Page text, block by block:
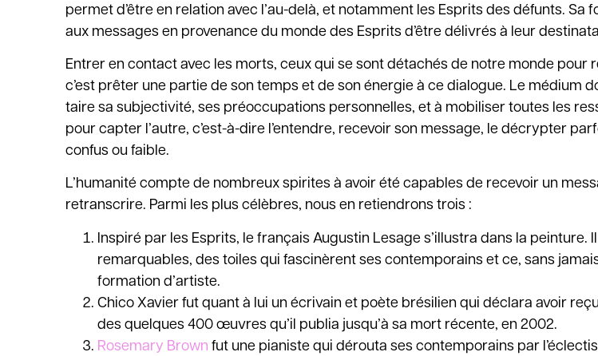
permet d’être en relation avec l’au-delà, et notamment les Esprits des défunts. Sa
aux messages en provenance du monde des Esprits d’être délivrés à leur
Entrer en contact avec les morts, ceux qui se sont détachés de notre monde pour
c’est prêter une partie de son temps et de son énergie à ce dialogue. Le médium
taire sa subjectivité, ses préoccupations personnelles, et à mobiliser toutes les
pour capter l’autre, c’est-à-dire l’entendre, recevoir son message, le décrypter
confus ou faible.
L’humanité compte de nombreux spirites à avoir été capables de recevoir un
retranscrire. Parmi les plus célèbres, nous en retiendrons trois :
Inspiré par les Esprits, le français Augustin Lesage s’illustra dans la
remarquables, des toiles qui fascinèrent ses contemporains et ce, sans
formation d’artiste.
Chico Xavier fut quant à lui un écrivain et poète brésilien qui déclara avoir
des quelques 400 œuvres qu’il publia jusqu’à sa mort récente, en 2002.
Rosemary Brown fut une pianiste qui dérouta ses contemporains par